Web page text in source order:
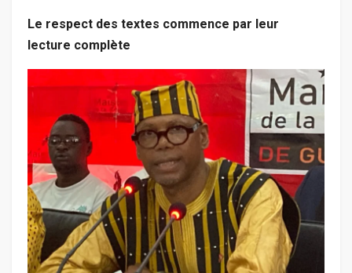
Le respect des textes commence par leur
lecture complète